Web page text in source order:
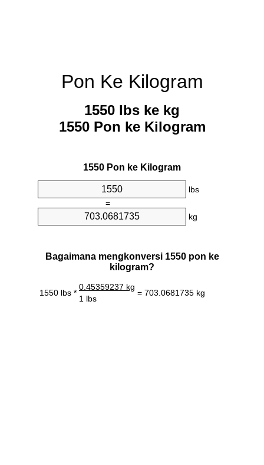
Pon Ke Kilogram
1550 lbs ke kg
1550 Pon ke Kilogram
1550 Pon ke Kilogram
lbs
=
kg
Bagaimana mengkonversi 1550 pon ke
kilogram?
1550 lbs *
0.45359237 kg
= 703.0681735 kg
1 lbs